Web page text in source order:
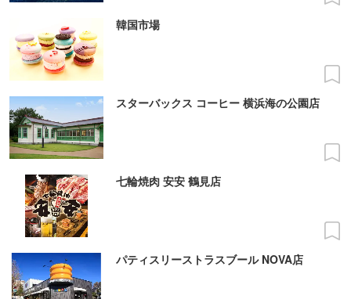
韓国市場
スターバックス コーヒー 横浜海の公園店
七輪焼肉 安安 鶴見店
パティスリーストラスブール NOVA店